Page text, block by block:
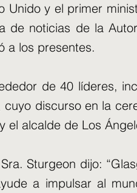
Unido y el primer
de noticias de la
a los presentes.
de 40 líderes,
discurso en la
el alcalde de Los
Sturgeon dijo:
a impulsar al